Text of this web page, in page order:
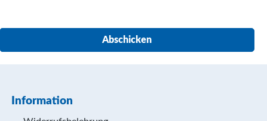
Abschicken
Information